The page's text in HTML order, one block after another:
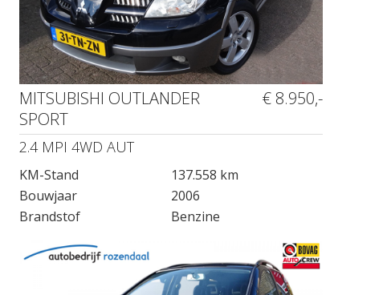
MITSUBISHI OUTLANDER
SPORT
€ 8.950,-
2.4 MPI 4WD AUT
KM-Stand
137.558 km
Bouwjaar
2006
Brandstof
Benzine